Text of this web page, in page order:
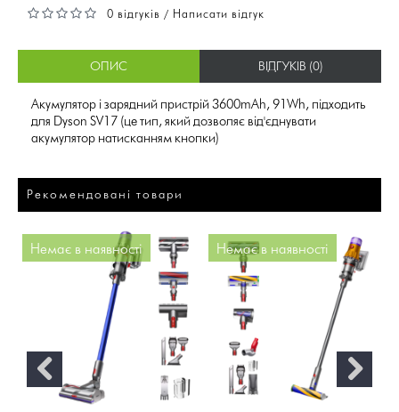
0 відгуків / Написати відгук
ОПИС ВІДГУКІВ (0)
Акумулятор і зарядний пристрій 3600mAh, 91Wh, підходить
для Dyson SV17 (це тип, який дозволяє від'єднувати
акумулятор натисканням кнопки)
Рекомендовані товари
Немає в наявності Немає в наявності